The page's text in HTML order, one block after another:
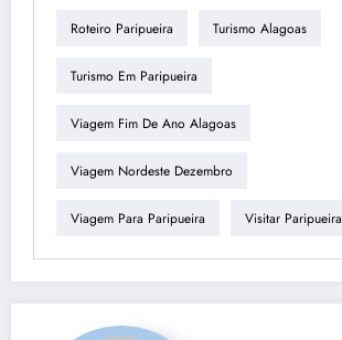
Roteiro Paripueira Turismo Alagoas
Turismo Em Paripueira
Viagem Fim De Ano Alagoas
Viagem Nordeste Dezembro
Viagem Para Paripueira Visitar Paripueira